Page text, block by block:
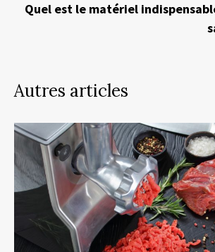
Quel est le matériel
Autres articles